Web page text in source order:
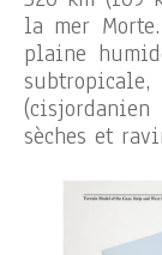
la mer
plaine
sèches et